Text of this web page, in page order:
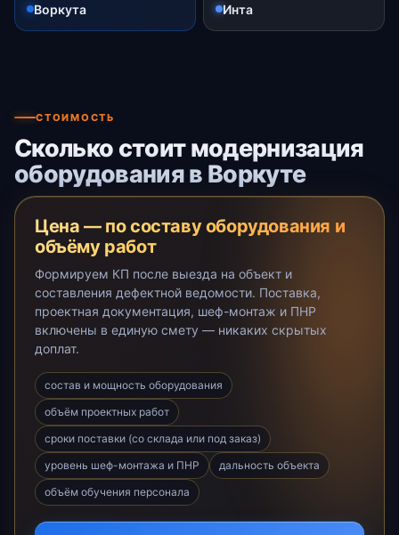
Воркута Инта
СТОИМОСТЬ
Сколько стоит модернизация
оборудования в Воркуте
Цена — по составу оборудования и
объёму работ
Формируем КП после выезда на объект и
составления дефектной ведомости. Поставка,
проектная документация, шеф-монтаж и ПНР
включены в единую смету — никаких скрытых
доплат.
состав и мощность оборудования
объём проектных работ
сроки поставки (со склада или под заказ)
уровень шеф-монтажа и ПНР
дальность объекта
объём обучения персонала